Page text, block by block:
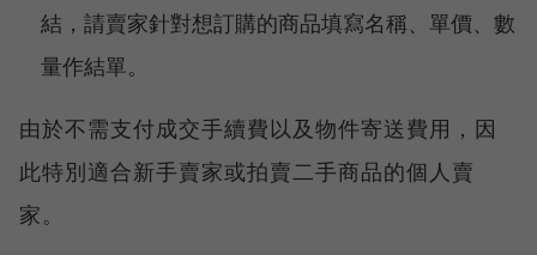
結，請賣家針對想訂購的商品填寫名稱、單價、數
量作結單。
由於不需支付成交手續費以及物件寄送費用，因
此特別適合新手賣家或拍賣二手商品的個人賣
家。